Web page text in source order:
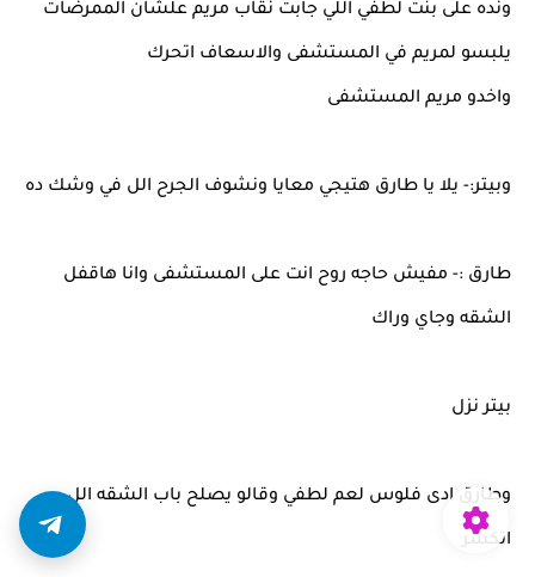
ونده على بنت لطفي اللي جابت نقاب مريم علشان الممرضات
يلبسو لمريم في المستشفى والاسعاف اتحرك
واخدو مريم المستشفى
وبيتر:- يلا يا طارق هتيجي معايا ونشوف الجرح الل في وشك ده
طارق :- مفيش حاجه روح انت على المستشفى وانا هاقفل
الشقه وجاي وراك
بيتر نزل
وطارق ادى فلوس لعم لطفي وقالو يصلح باب الشقه الل
اتكسر